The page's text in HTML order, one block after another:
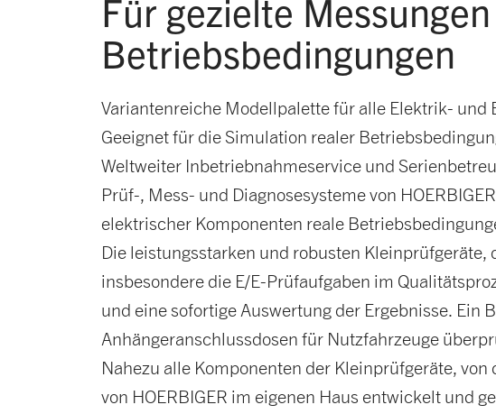
Für gezielte
Betriebsbedingungen
Variantenreiche Modellpalette für alle Elektrik- und
Geeignet für die Simulation realer
Weltweiter Inbetriebnahmeservice und
Prüf-, Mess- und Diagnosesysteme von
elektrischer Komponenten reale
Die leistungsstarken und robusten
insbesondere die E/E-Prüfaufgaben im
und eine sofortige Auswertung der Ergebnisse. Ein
Anhängeranschlussdosen für Nutzfahrzeuge
Nahezu alle Komponenten der Kleinprüfgeräte,
von HOERBIGER im eigenen Haus entwickelt und